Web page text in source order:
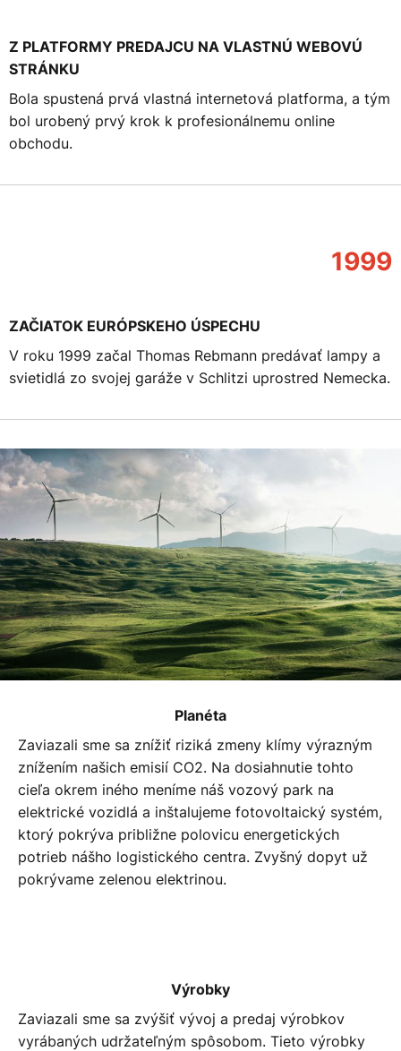
Z PLATFORMY PREDAJCU NA VLASTNÚ WEBOVÚ
STRÁNKU
Bola spustená prvá vlastná internetová platforma, a tým
bol urobený prvý krok k profesionálnemu online
obchodu.
1999
ZAČIATOK EURÓPSKEHO ÚSPECHU
V roku 1999 začal Thomas Rebmann predávať lampy a
svietidlá zo svojej garáže v Schlitzi uprostred Nemecka.
Planéta
Zaviazali sme sa znížiť riziká zmeny klímy výrazným
znížením našich emisií CO2. Na dosiahnutie tohto
cieľa okrem iného meníme náš vozový park na
elektrické vozidlá a inštalujeme fotovoltaický systém,
ktorý pokrýva približne polovicu energetických
potrieb nášho logistického centra. Zvyšný dopyt už
pokrývame zelenou elektrinou.
Výrobky
Zaviazali sme sa zvýšiť vývoj a predaj výrobkov
vyrábaných udržateľným spôsobom. Tieto výrobky